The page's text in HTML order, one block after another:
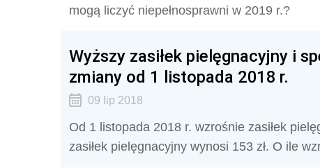
mogą liczyć niepełnosprawni w 2019 r.?
Wyższy zasiłek pielęgnacyjny i
zmiany od 1 listopada 2018 r.
09 lip 2018
Od 1 listopada 2018 r. wzrośnie zasiłek
zasiłek pielęgnacyjny wynosi 153 zł. O ile